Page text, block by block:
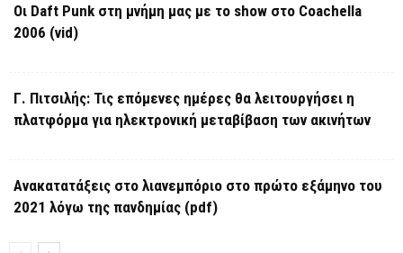
Οι Daft Punk στη μνήμη μας με το show στο Coachella
2006 (vid)
Γ. Πιτσιλής: Τις επόμενες ημέρες θα λειτουργήσει η
πλατφόρμα για ηλεκτρονική μεταβίβαση των ακινήτων
Ανακατατάξεις στο λιανεμπόριο στο πρώτο εξάμηνο του
2021 λόγω της πανδημίας (pdf)